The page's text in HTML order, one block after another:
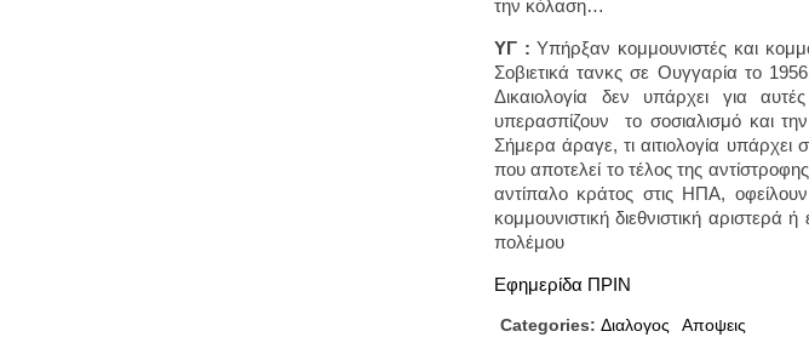
την κόλαση…
ΥΓ : Υπήρξαν κομμουνιστές και
Σοβιετικά τανκς σε Ουγγαρία το
Δικαιολογία δεν υπάρχει για
υπερασπίζουν το σοσιαλισμό και
Σήμερα άραγε, τι αιτιολογία υπάρχει
που αποτελεί το τέλος της
αντίπαλο κράτος στις ΗΠΑ,
κομμουνιστική διεθνιστική
πολέμου
Εφημερίδα ΠΡΙΝ
Categories: Διαλογος Αποψεις